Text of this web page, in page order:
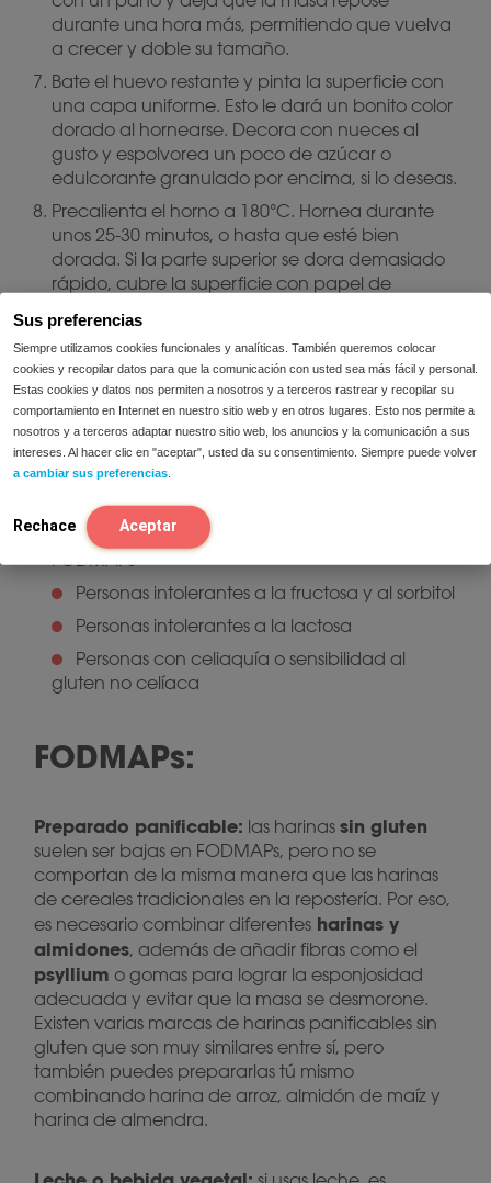
Sus preferencias
Siempre utilizamos cookies funcionales y analíticas. También queremos colocar
cookies y recopilar datos para que la comunicación con usted sea más fácil y personal.
Estas cookies y datos nos permiten a nosotros y a terceros rastrear y recopilar su
comportamiento en Internet en nuestro sitio web y en otros lugares. Esto nos permite a
nosotros y a terceros adaptar nuestro sitio web, los anuncios y la comunicación a sus
intereses. Al hacer clic en "aceptar", usted da su consentimiento. Siempre puede volver
a cambiar sus preferencias
Rechace Aceptar
durante una hora más, permitiendo que vuelva
a crecer y doble su tamaño.
Bate el huevo restante y pinta la superficie con
una capa uniforme. Esto le dará un bonito color
dorado al hornearse. Decora con nueces al
gusto y espolvorea un poco de azúcar o
edulcorante granulado por encima, si lo deseas.
Precalienta el horno a 180°C. Hornea durante
unos 25-30 minutos, o hasta que esté bien
dorada. Si la parte superior se dora demasiado
rápido, cubre la superficie con papel de
cocine completamente.
Deja enfriar la Toña sobre una rejilla antes de
cortarla y servirla.
Esta receta es apta para:
Personas que siguen una dieta baja en
FODMAPs
Personas intolerantes a la fructosa y al sorbitol
Personas intolerantes a la lactosa
Personas con celiaquía o sensibilidad al
gluten no celíaca
FODMAPs:
Preparado panificable: las harinas sin gluten
suelen ser bajas en FODMAPs, pero no se
comportan de la misma manera que las harinas
de cereales tradicionales en la repostería. Por eso,
es necesario combinar diferentes harinas y
almidones, además de añadir fibras como el
psyllium o gomas para lograr la esponjosidad
adecuada y evitar que la masa se desmorone.
Existen varias marcas de harinas panificables sin
gluten que son muy similares entre sí, pero
también puedes prepararlas tú mismo
combinando harina de arroz, almidón de maíz y
harina de almendra.